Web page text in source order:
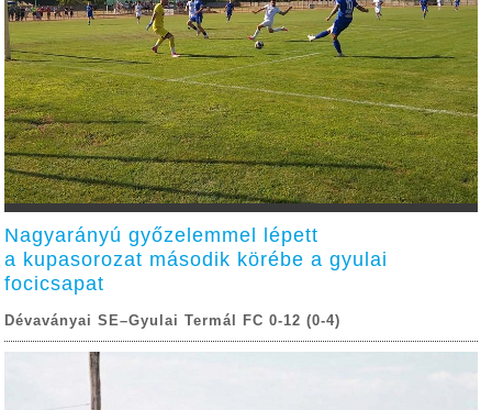
Nagyarányú győzelemmel lépett
a kupasorozat második körébe a gyulai
focicsapat
Dévaványai SE–Gyulai Termál FC 0-12 (0-4)